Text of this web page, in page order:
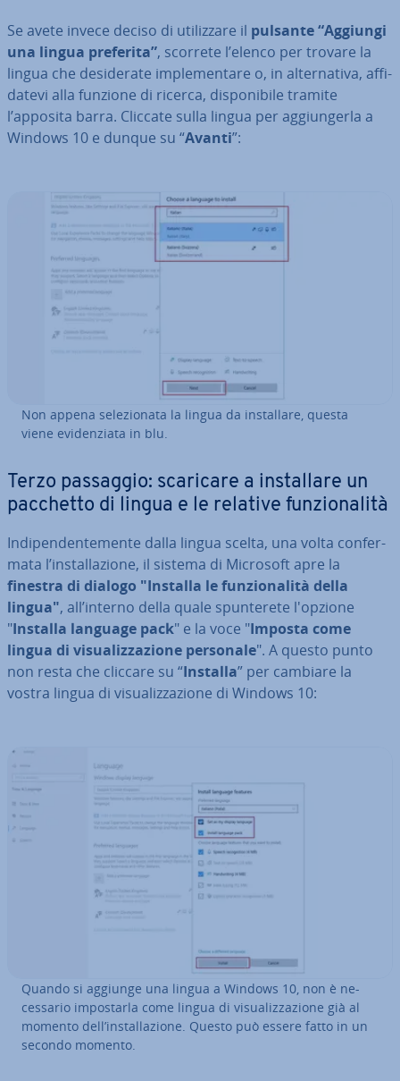
Se avete invece deciso di uti­liz­za­re il pulsante “Aggiungi
una lingua preferita”, scorrete l’elenco per trovare la
lingua che de­si­de­ra­te im­ple­men­ta­re o, in al­ter­na­ti­va, af­fi­
da­te­vi alla funzione di ricerca, di­spo­ni­bi­le tramite
l’apposita barra. Cliccate sulla lingua per ag­giun­ger­la a
Windows 10 e dunque su “Avanti”:
Non appena se­le­zio­na­ta la lingua da in­stal­la­re, questa
viene evi­den­zia­ta in blu.
Terzo passaggio: scaricare a in­stal­la­re un
pacchetto di lingua e le relative fun­zio­na­li­tà
In­di­pen­den­te­men­te dalla lingua scelta, una volta con­fer­
ma­ta l’in­stal­la­zio­ne, il sistema di Microsoft apre la
finestra di dialogo "Installa le fun­zio­na­li­tà della
lingua", all’interno della quale spun­te­re­te l'opzione
"Installa language pack" e la voce "Imposta come
lingua di vi­sua­liz­za­zio­ne personale". A questo punto
non resta che cliccare su “Installa” per cambiare la
vostra lingua di vi­sua­liz­za­zio­ne di Windows 10:
Quando si aggiunge una lingua a Windows 10, non è ne­
ces­sa­rio im­po­star­la come lingua di vi­sua­liz­za­zio­ne già al
momento dell’in­stal­la­zio­ne. Questo può essere fatto in un
secondo momento.